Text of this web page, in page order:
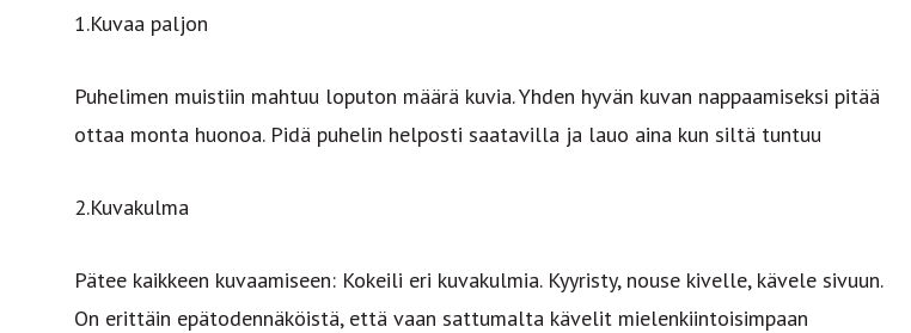
1.Kuvaa paljon
Puhelimen muistiin mahtuu loputon määrä kuvia. Yhden hyvän kuvan nappaamiseksi pitää
ottaa monta huonoa. Pidä puhelin helposti saatavilla ja lauo aina kun siltä tuntuu
2.Kuvakulma
Pätee kaikkeen kuvaamiseen: Kokeili eri kuvakulmia. Kyyristy, nouse kivelle, kävele sivuun.
On erittäin epätodennäköistä, että vaan sattumalta kävelit mielenkiintoisimpaan